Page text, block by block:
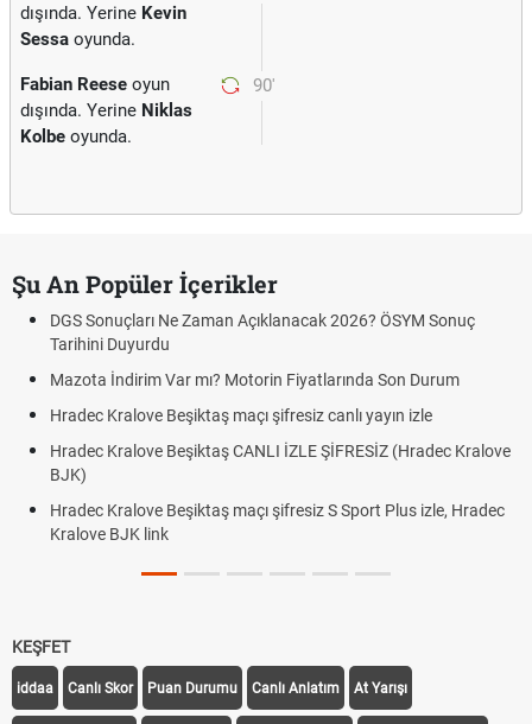
dışında. Yerine Kevin
Sessa oyunda.
90'
Fabian Reese oyun
dışında. Yerine Niklas
Kolbe oyunda.
Şu An Popüler İçerikler
DGS Sonuçları Ne Zaman Açıklanacak 2026? ÖSYM Sonuç
Tarihini Duyurdu
Mazota İndirim Var mı? Motorin Fiyatlarında Son Durum
Hradec Kralove Beşiktaş maçı şifresiz canlı yayın izle
Hradec Kralove Beşiktaş CANLI İZLE ŞİFRESİZ (Hradec Kralove
BJK)
Hradec Kralove Beşiktaş maçı şifresiz S Sport Plus izle, Hradec
Kralove BJK link
KEŞFET
iddaa Canlı Skor Puan Durumu Canlı Anlatım At Yarışı